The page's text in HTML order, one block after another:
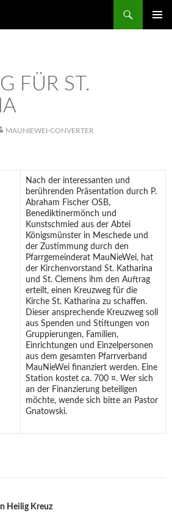
FÜR ST.
MAUNIEWEI-CONVERTER
Nach der interessanten und
berührenden Präsentation durch P.
Abraham Fischer OSB,
Benediktinermönch und
Kunstschmied aus der Abtei
Königsmünster in Meschede und
der Zustimmung durch den
Pfarrgemeinderat MauNieWei, hat
der Kirchenvorstand St. Katharina
und St. Clemens ihm den Auftrag
erteilt, einen Kreuzweg für die
Kirche St. Katharina zu schaffen.
Dieser ansprechende Kreuzweg soll
aus Spenden und Stiftungen von
Gruppierungen, Familien,
Einrichtungen und Einzelpersonen
aus dem gesamten Pfarrverband
MauNieWei finanziert werden. Eine
Station kostet ca. 700 ¤. Wer sich
an der Finanzierung beteiligen
möchte, wende sich bitte an Pastor
Gnatowski.
Heilig Kreuz